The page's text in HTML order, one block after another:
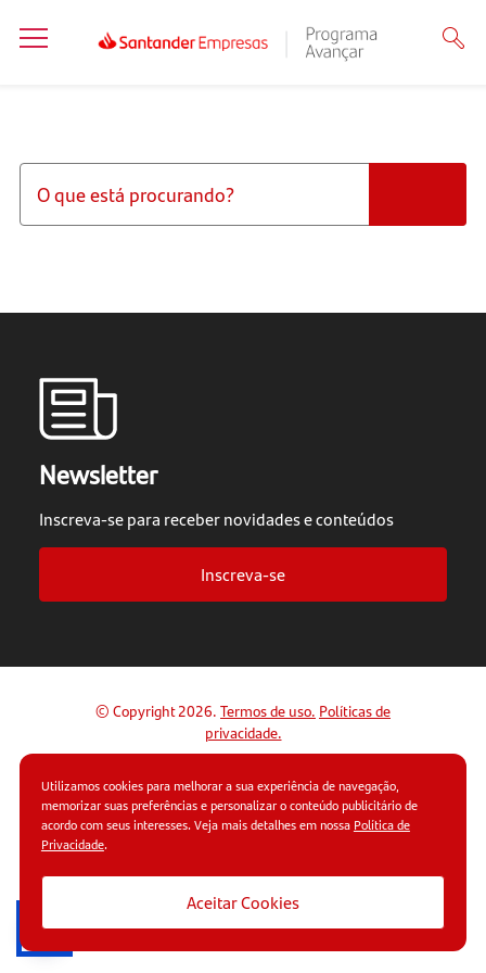
Newsletter
Inscreva-se para receber novidades e conteúdos
Inscreva-se
© Copyright 2026. Termos de uso. Políticas de
privacidade.
Utilizamos cookies para melhorar a sua experiência de navegação,
memorizar suas preferências e personalizar o conteúdo publicitário de
acordo com seus interesses. Veja mais detalhes em nossa Política de
Privacidade.
Aceitar Cookies